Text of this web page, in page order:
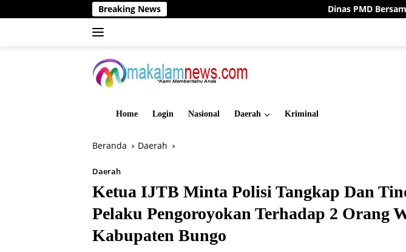
ke
Breaking News Dinas PMD Bersama Bupati Bungo
Home Login Nasional Daerah Kriminal
Beranda Daerah
Daerah
Ketua IJTB Minta Polisi Tangkap Dan
Pelaku Pengoroyokan Terhadap 2 Orang
Kabupaten Bungo